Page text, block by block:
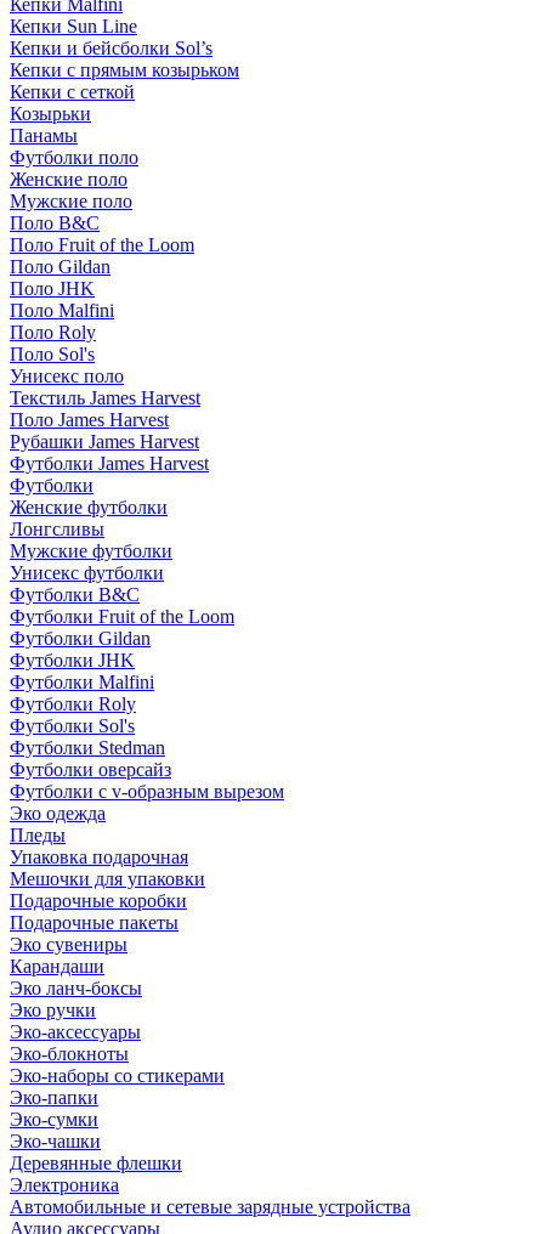
Кепки Malfini
Кепки Sun Line
Кепки и бейсболки Sol’s
Кепки с прямым козырьком
Кепки с сеткой
Козырьки
Панамы
Футболки поло
Женские поло
Мужские поло
Поло B&C
Поло Fruit of the Loom
Поло Gildan
Поло JHK
Поло Malfini
Поло Roly
Поло Sol's
Унисекс поло
Текстиль James Harvest
Поло James Harvest
Рубашки James Harvest
Футболки James Harvest
Футболки
Женские футболки
Лонгсливы
Мужские футболки
Унисекс футболки
Футболки B&C
Футболки Fruit of the Loom
Футболки Gildan
Футболки JHK
Футболки Malfini
Футболки Roly
Футболки Sol's
Футболки Stedman
Футболки оверсайз
Футболки с v-образным вырезом
Эко одежда
Пледы
Упаковка подарочная
Мешочки для упаковки
Подарочные коробки
Подарочные пакеты
Эко сувениры
Карандаши
Эко ланч-боксы
Эко ручки
Эко-аксессуары
Эко-блокноты
Эко-наборы со стикерами
Эко-папки
Эко-сумки
Эко-чашки
Деревянные флешки
Электроника
Автомобильные и сетевые зарядные устройства
Аудио аксессуары